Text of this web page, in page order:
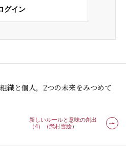
グイン
織と個人，2つの未来をみつめて
新しいルールと意味の創出
（4）（武村雪絵）